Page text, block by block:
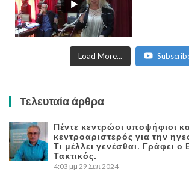
Load More...
Τελευταία άρθρα
Πέντε κεντρώοι υποψήφιοι
κεντροαριστερός για την
Τι μέλλει γενέσθαι. Γράφει ο
Τακτικός.
4:03 μμ 29 Σεπ 2024